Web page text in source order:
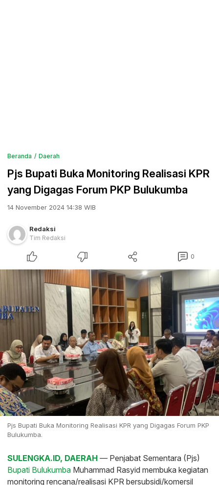
Beranda Daerah
Pjs Bupati Buka Monitoring Realisasi KPR
yang Digagas Forum PKP Bulukumba
14 November 2024 14:38 WIB
Redaksi
Tim Redaksi
0
Pjs Bupati Buka Monitoring Realisasi KPR yang Digagas Forum PKP
Bulukumba.
SULENGKA.ID, DAERAH — Penjabat Sementara (Pjs)
Bupati Bulukumba Muhammad Rasyid membuka kegiatan
monitoring rencana/realisasi KPR bersubsidi/komersil